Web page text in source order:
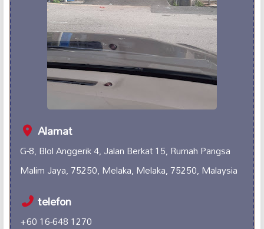
Alamat
G-8, Blol Anggerik 4, Jalan Berkat 15, Rumah Pangsa
Malim Jaya, 75250, Melaka, Melaka, 75250, Malaysia
telefon
+60 16-648 1270